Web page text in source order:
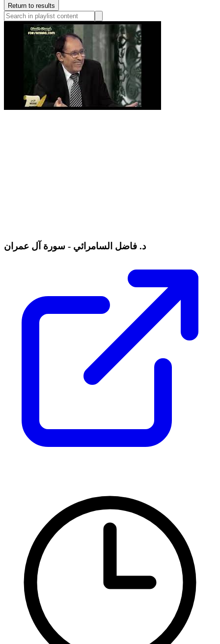
Return to results
د. فاضل السامرائي - سورة آل عمران